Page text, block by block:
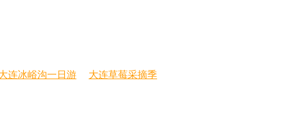
连冰峪沟一日游
大连草莓采摘季